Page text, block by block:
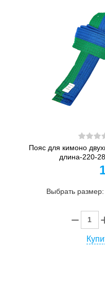
Пояс для кимоно
длина-220-
Выбрать размер: